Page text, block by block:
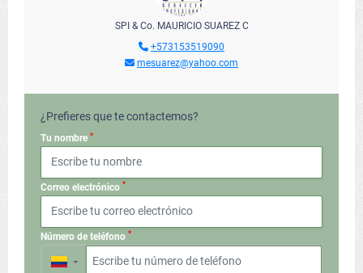
SPI & Co. MAURICIO SUAREZ C
+573153519090
mesuarez@yahoo.com
¿Prefieres que te contactemos?
Tu nombre *
Correo electrónico *
Número de teléfono *
▼